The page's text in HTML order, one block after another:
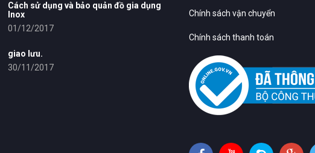
Cách sử dụng và bảo quản đồ gia dụng
Inox
01/12/2017
giao lưu.
30/11/2017
Chính sách vận chuyển
Chính sách thanh toán